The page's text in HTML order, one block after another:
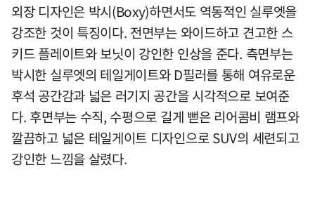
외장 디자인은 박시(Boxy)하면서도 역동적인 실루엣을
강조한 것이 특징이다. 전면부는 와이드하고 견고한 스
키드 플레이트와 보닛이 강인한 인상을 준다. 측면부는
박시한 실루엣의 테일게이트와 D필러를 통해 여유로운
후석 공간감과 넓은 러기지 공간을 시각적으로 보여준
다. 후면부는 수직, 수평으로 길게 뻗은 리어콤비 램프와
깔끔하고 넓은 테일게이트 디자인으로 SUV의 세련되고
강인한 느낌을 살렸다.